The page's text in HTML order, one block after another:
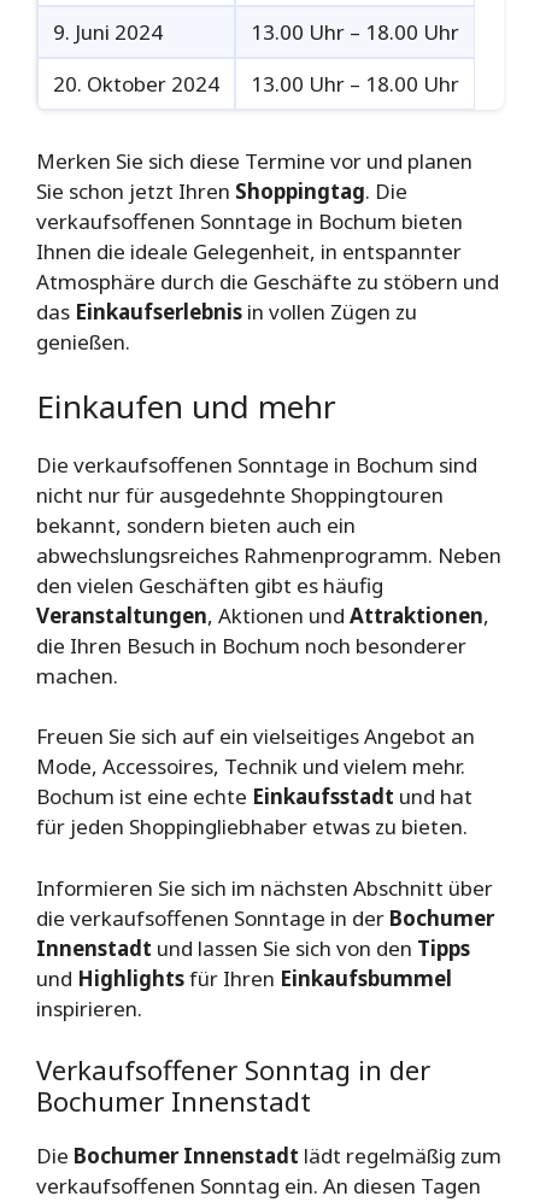
9. Juni 2024
13.00 Uhr – 18.00 Uhr
20. Oktober 2024
13.00 Uhr – 18.00 Uhr
Merken Sie sich diese Termine vor und planen
Sie schon jetzt Ihren Shoppingtag. Die
verkaufsoffenen Sonntage in Bochum bieten
Ihnen die ideale Gelegenheit, in entspannter
Atmosphäre durch die Geschäfte zu stöbern und
das Einkaufserlebnis in vollen Zügen zu
genießen.
Einkaufen und mehr
Die verkaufsoffenen Sonntage in Bochum sind
nicht nur für ausgedehnte Shoppingtouren
bekannt, sondern bieten auch ein
abwechslungsreiches Rahmenprogramm. Neben
den vielen Geschäften gibt es häufig
Veranstaltungen, Aktionen und Attraktionen,
die Ihren Besuch in Bochum noch besonderer
machen.
Freuen Sie sich auf ein vielseitiges Angebot an
Mode, Accessoires, Technik und vielem mehr.
Bochum ist eine echte Einkaufsstadt und hat
für jeden Shoppingliebhaber etwas zu bieten.
Informieren Sie sich im nächsten Abschnitt über
die verkaufsoffenen Sonntage in der Bochumer
Innenstadt und lassen Sie sich von den Tipps
und Highlightsfür Ihren Einkaufsbummel
inspirieren.
Verkaufsoffener Sonntag in der
Bochumer Innenstadt
Die Bochumer Innenstadt lädt regelmäßig zum
verkaufsoffenen Sonntag ein. An diesen Tagen